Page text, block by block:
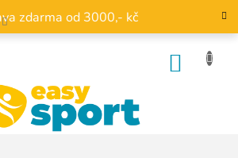
zdarma od 3000,- kč